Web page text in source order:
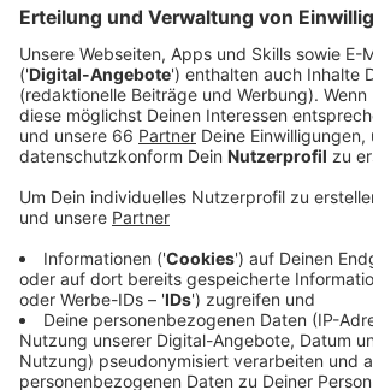
Veröffentlicht:Donnerstag, 17.12.2020
Missbrauch ist möglich. "Es gibt aktuell
Kontrolle, ob ein und die selbe Person in
unterschiedlichen Apotheken mehr als
holt, die ihm eigentlich zustehen", hat
Apothekerkammer Nordrhein Antenne